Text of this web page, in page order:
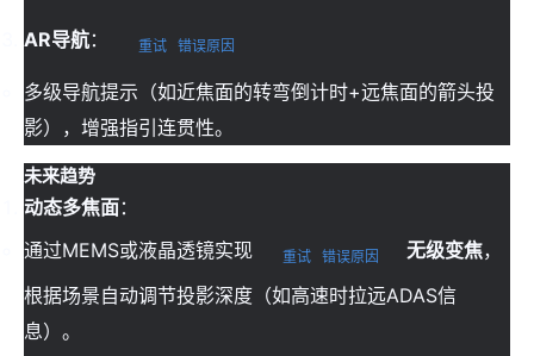
AR导航： 重试 错误原因
多级导航提示（如近焦面的转弯倒计时+远焦面的箭头投
影），增强指引连贯性。
未来趋势
动态多焦面：
通过MEMS或液晶透镜实现
重试 错误原因 无级变焦，
根据场景自动调节投影深度（如高速时拉远ADAS信
息）。